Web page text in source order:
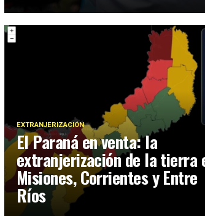
EXTRANJERIZACIÓN
El Paraná en venta: la
extranjerización de la tierra
Misiones, Corrientes y Entre
Ríos